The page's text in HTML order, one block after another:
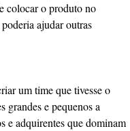
colocar o produto no
ajudar outras
um time que tivesse o
grandes e pequenos a
e adquirentes que dominam